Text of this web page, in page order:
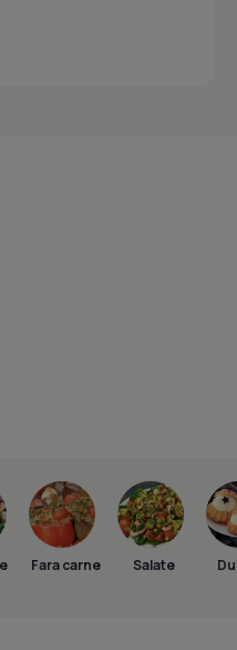
Fara carne Salate